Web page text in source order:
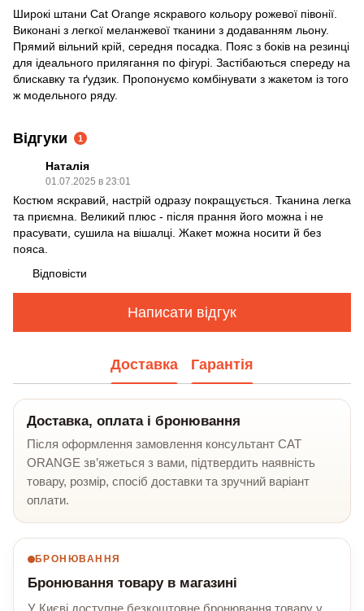
Широкі штани Cat Orange яскравого кольору рожевої півонії.
Виконані з легкої меланжевої тканини з додаванням льону.
Прямий вільний крій, середня посадка. Пояс з боків на резинці
для ідеального прилягання по фігурі. Застібаються спереду на
блискавку та ґудзик. Пропонуємо комбінувати з жакетом із того
ж модельного ряду.
Відгуки 1
Наталія
01.07.2025 в 23:01
Костюм яскравий, настрій одразу покращується. Тканина легка
та приємна. Великий плюс - після прання його можна і не
прасувати, сушила на вішалці. Жакет можна носити й без
пояса.
Відповісти
Написати відгук
Доставка Гарантія
Доставка, оплата і бронювання
Після оформлення замовлення консультант CAT
ORANGE зв’яжеться з вами, підтвердить наявність
товару, розмір, спосіб доставки та зручний варіант
оплати.
БРОНЮВАННЯ
Бронювання товару в магазині